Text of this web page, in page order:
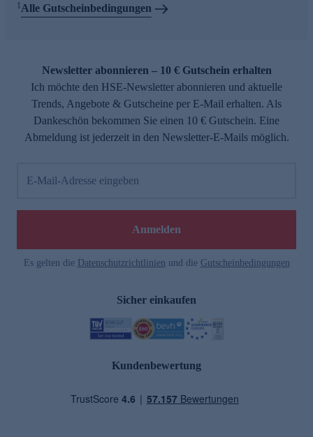
1Alle Gutscheinbedingungen
Newsletter abonnieren – 10 € Gutschein erhalten
Ich möchte den HSE-Newsletter abonnieren und aktuelle
Trends, Angebote & Gutscheine per E-Mail erhalten. Als
Dankeschön bekommen Sie einen 10 € Gutschein. Eine
Abmeldung ist jederzeit in den Newsletter-E-Mails möglich.
E-Mail-Adresse eingeben
Anmelden
Es gelten die Datenschutzrichtlinien und die Gutscheinbedingungen
Sicher einkaufen
Kundenbewertung